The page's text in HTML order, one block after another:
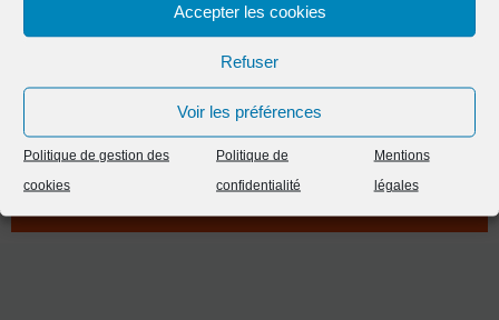
Accepter les cookies
Refuser
Voir les préférences
Politique de gestion des
cookies
Politique de
confidentialité
Mentions
légales
Vous avez aimé ce projet ?